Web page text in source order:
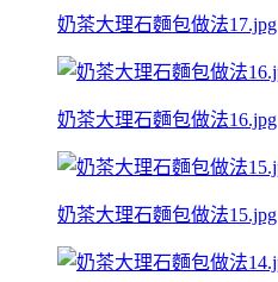
奶茶大理石麵包做法17.jpg
奶茶大理石麵包做法16.jpg
奶茶大理石麵包做法15.jpg